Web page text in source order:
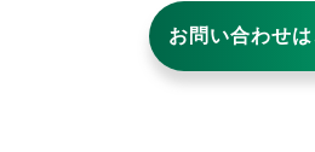
お問い合わせは